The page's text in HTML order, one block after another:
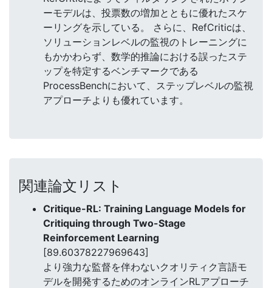
ーモデルは、投票数の増加とともに優れたスケ
ーリングを示している。 さらに、RefCriticは、
ソリューションレベルの監視のトレーニングに
もかかわらず、数学的推論における誤ったステ
ップを特定するベンチマークである
ProcessBenchにおいて、ステップレベルの監視
アプローチよりも優れています。
関連論文リスト
Critique-RL: Training Language Models for
Critiquing through Two-Stage
Reinforcement Learning
[89.60378227969643]
より強力な監督を伴わないクオリティク言語モ
デルを開発するためのオンラインRLアプローチ